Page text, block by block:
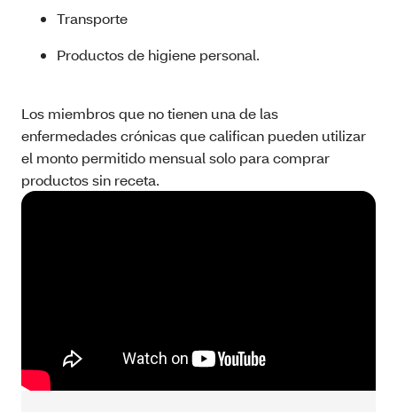
Transporte
Productos de higiene personal.
Los miembros que no tienen una de las
enfermedades crónicas que califican pueden utilizar
el monto permitido mensual solo para comprar
productos sin receta.